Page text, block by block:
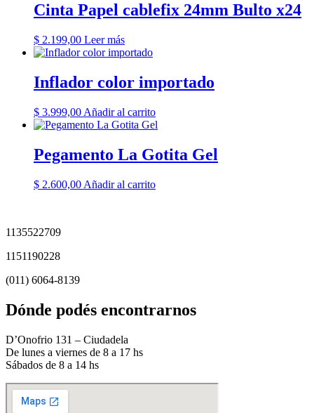
Cinta Papel cablefix 24mm Bulto x24
$ 2.199,00 Leer más
Inflador color importado
$ 3.999,00 Añadir al carrito
Pegamento La Gotita Gel
$ 2.600,00 Añadir al carrito
1135522709
1151190228
(011) 6064-8139
Dónde podés encontrarnos
D’Onofrio 131 – Ciudadela
De lunes a viernes de 8 a 17 hs
Sábados de 8 a 14 hs